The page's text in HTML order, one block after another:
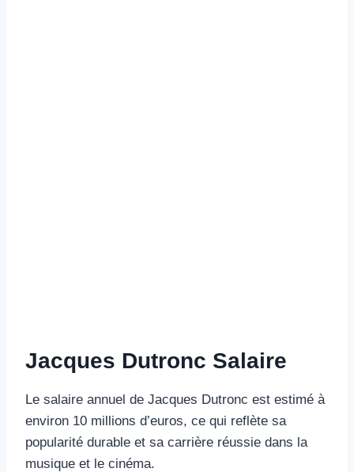
Jacques Dutronc Salaire
Le salaire annuel de Jacques Dutronc est estimé à
environ 10 millions d’euros, ce qui reflète sa
popularité durable et sa carrière réussie dans la
musique et le cinéma.